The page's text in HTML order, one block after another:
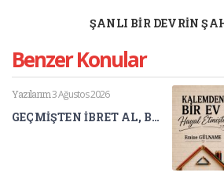
ŞANLI BİR DEVRİN
Benzer Konular
Yazılarım3 Ağustos 2026
GEÇMİŞTEN İBRET AL, BUGÜNÜ YAŞA, GELECEĞİNİ İNŞA ET